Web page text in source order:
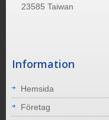
23585 Taiwan
Information
Hemsida
Företag